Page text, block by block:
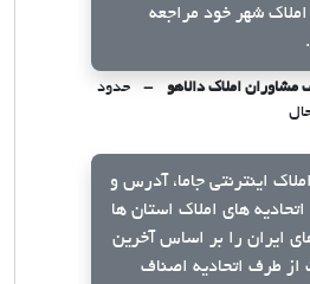
املاک شهر خود مراجعه
مشاوران املاک دالاهو
حدود
اینترنتی جاما، آدرس و
اتحادیه های املاک استان ها
ایران را بر اساس آخرین
از طرف اتحادیه اصناف